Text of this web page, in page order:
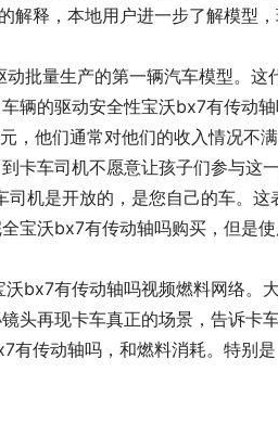
解释，本地用户进一步了解模型
批量生产的第一辆汽车模型。
辆的驱动安全性宝沃bx7有传动轴
，他们通常对他们的收入情况不
卡车司机不愿意让孩子们参与这
机是开放的，是您自己的车。
宝沃bx7有传动轴吗购买，但是
bx7有传动轴吗视频燃料网络。
头再现卡车真正的场景，告诉卡
有传动轴吗，和燃料消耗。特别是